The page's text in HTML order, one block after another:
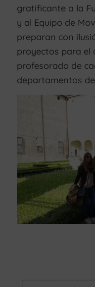
gratificante a la
y al Equipo de
preparan con
proyectos para el
profesorado de
departamentos